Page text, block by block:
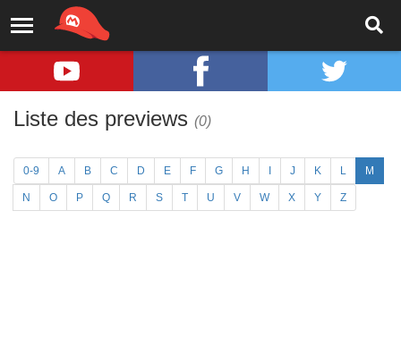
Liste des previews (0)
0-9 A B C D E F G H J K L M
N O P Q R S T U V W X Y Z